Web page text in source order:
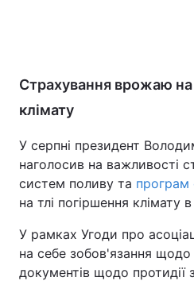
Страхування врожаю на
клімату
У серпні президент
наголосив на важливості
систем поливу та програм
на тлі погіршення клімату в
У рамках Угоди про
на себе зобов'язання щодо
документів щодо протидії